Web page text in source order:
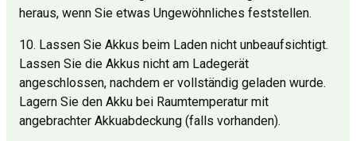
heraus, wenn Sie etwas Ungewöhnliches feststellen.
10. Lassen Sie Akkus beim Laden nicht unbeaufsichtigt.
Lassen Sie die Akkus nicht am Ladegerät
angeschlossen, nachdem er vollständig geladen wurde.
Lagern Sie den Akku bei Raumtemperatur mit
angebrachter Akkuabdeckung (falls vorhanden).